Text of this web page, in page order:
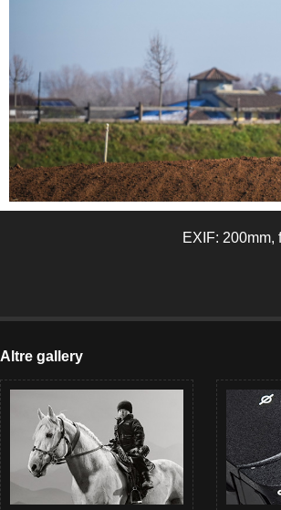
EXIF: 200mm,
Altre gallery